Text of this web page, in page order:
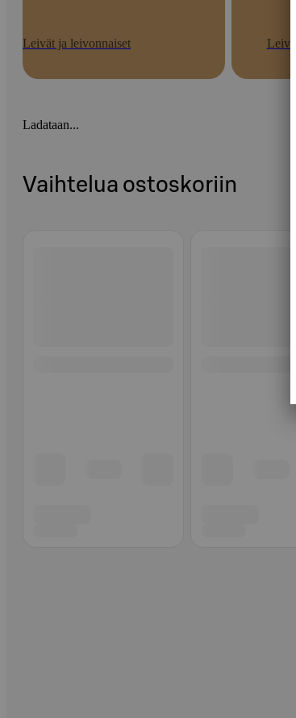
Leivät ja leivonnaiset Leivät
Ladataan...
Vaihtelua ostoskoriin